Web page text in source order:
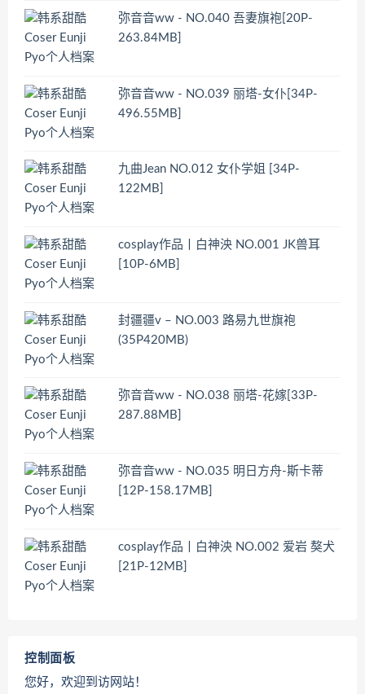
弥音音ww - NO.040 吾妻旗袍[20P-
263.84MB]
弥音音ww - NO.039 丽塔-女仆[34P-
496.55MB]
九曲Jean NO.012 女仆学姐 [34P-
122MB]
cosplay作品丨白神泱 NO.001 JK兽耳
[10P-6MB]
封疆疆v – NO.003 路易九世旗袍
(35P420MB)
弥音音ww - NO.038 丽塔-花嫁[33P-
287.88MB]
弥音音ww - NO.035 明日方舟-斯卡蒂
[12P-158.17MB]
cosplay作品丨白神泱 NO.002 爱岩 獒犬
[21P-12MB]
控制面板
您好，欢迎到访网站！